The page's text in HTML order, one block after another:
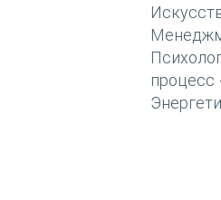
процесс